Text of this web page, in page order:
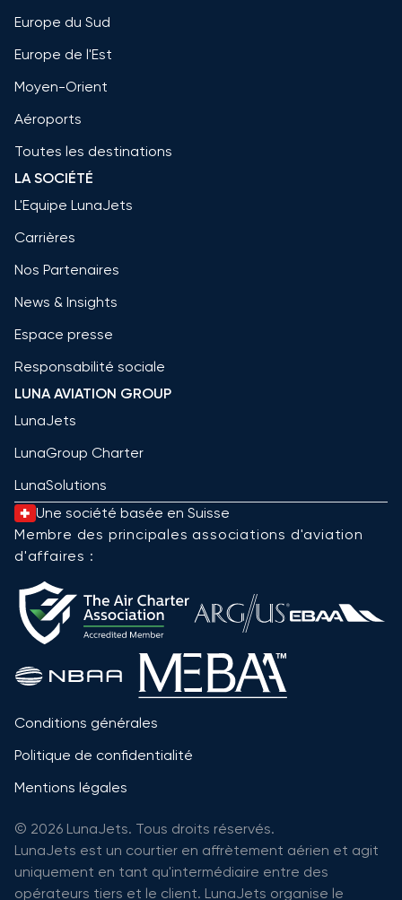
Europe du Sud
Europe de l'Est
Moyen-Orient
Aéroports
Toutes les destinations
LA SOCIÉTÉ
L'Equipe LunaJets
Carrières
Nos Partenaires
News & Insights
Espace presse
Responsabilité sociale
LUNA AVIATION GROUP
LunaJets
LunaGroup Charter
LunaSolutions
Une société basée en Suisse
Membre des principales associations d'aviation
d'affaires :
Conditions générales
Politique de confidentialité
Mentions légales
© 2026 LunaJets. Tous droits réservés.
LunaJets est un courtier en affrètement aérien et agit
uniquement en tant qu'intermédiaire entre des
opérateurs tiers et le client. LunaJets organise le